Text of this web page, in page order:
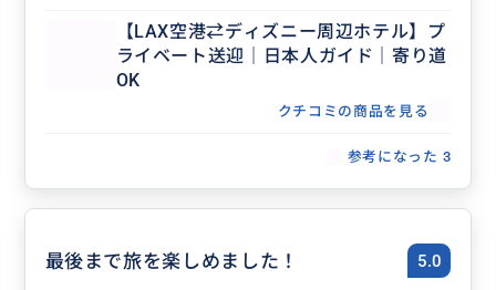
ありがとうございました！！
【LAX空港⇄ディズニー周辺ホテル】プ
ライベート送迎｜日本人ガイド｜寄り道
OK
クチコミの商品を見る
参考になった 3
最後まで旅を楽しめました！ 5.0